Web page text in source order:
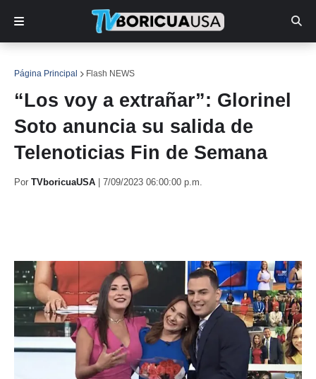
Página Principal Flash NEWS
“Los voy a extrañar”: Glorinel
Soto anuncia su salida de
Telenoticias Fin de Semana
Por TVboricuaUSA 7/09/2023 06:00:00 p.m.